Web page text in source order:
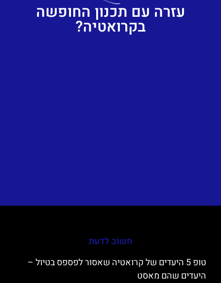
עזרה עם תכנון החופשה
בקרואטיה?
חשוב לדעת
טופ 5 היעדים של קרואטיה שאסור לפספס בטיול –
היעדים שהם מאסט